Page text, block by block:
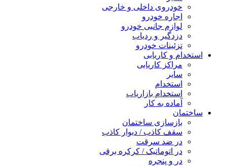
خودروی داخلی و خارجی
اجاره خودرو
لوازم جانبی خودرو
دزدگیر و ردیاب
تزئینات خودرو
استخدام و کاریابی
مراکز کاریابی
سایر
استخدام
استخدام بازاریاب
آماده به کار
ساختمان
بازسازی ساختمان
سقف کاذب / دیوار کاذب
در ضد سرقت
در اتوماتیک / کرکره برقی
در و پنجره